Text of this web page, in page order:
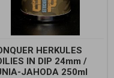
HERKULES
IN DIP 24mm /
JAHODA 250ml